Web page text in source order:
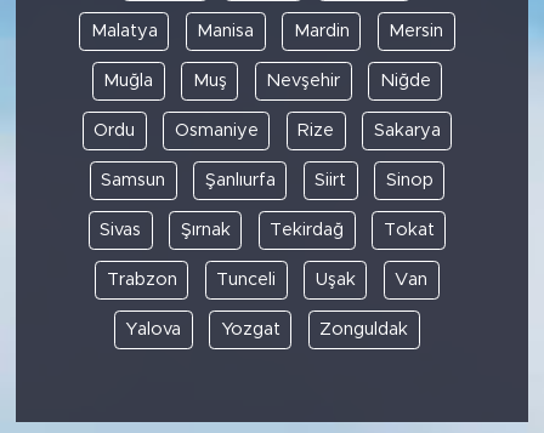
Malatya Manisa Mardin Mersin
Muğla Muş Nevşehir Niğde
Ordu Osmaniye Rize Sakarya
Samsun Şanlıurfa Siirt Sinop
Sivas Şırnak Tekirdağ Tokat
Trabzon Tunceli Uşak Van
Yalova Yozgat Zonguldak